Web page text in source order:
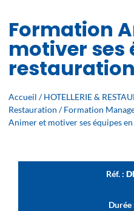
Formation
motiver ses
restauration
Accueil /HOTELLERIE &
Restauration /Formation
Animer et motiver ses équipes
Réf. :
Durée